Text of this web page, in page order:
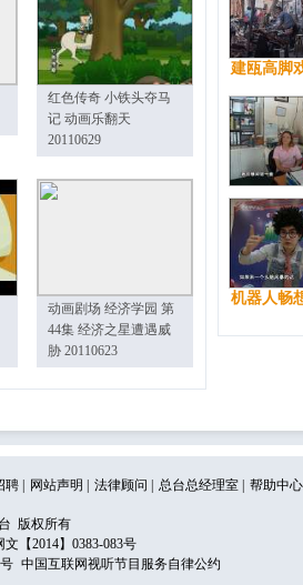
建瓯高脚
机器人畅
红色传奇 小铁头夺马
记 动画乐翻天
20110629
动画剧场 经济学园 第
44集 经济之星遭遇威
胁 20110623
聘 网站声明 法律顾问 总台总经理室 帮助中心
版权所有
文【2014】0383-083号
中国互联网视听节目服务自律公约